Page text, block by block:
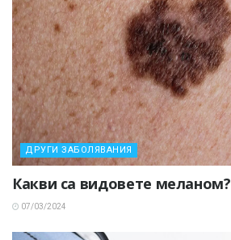
ДРУГИ ЗАБОЛЯВАНИЯ
Какви са видовете меланом?
07/03/2024